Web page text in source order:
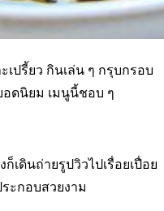
เปรี้ยว กินเล่น ๆ กรุบกรอบ
อดนิยม เมนูนี้ชอบ ๆ
เดินถ่ายรูปวิวไปเรื่อยเปื่อย
ะกอบสวยงาม